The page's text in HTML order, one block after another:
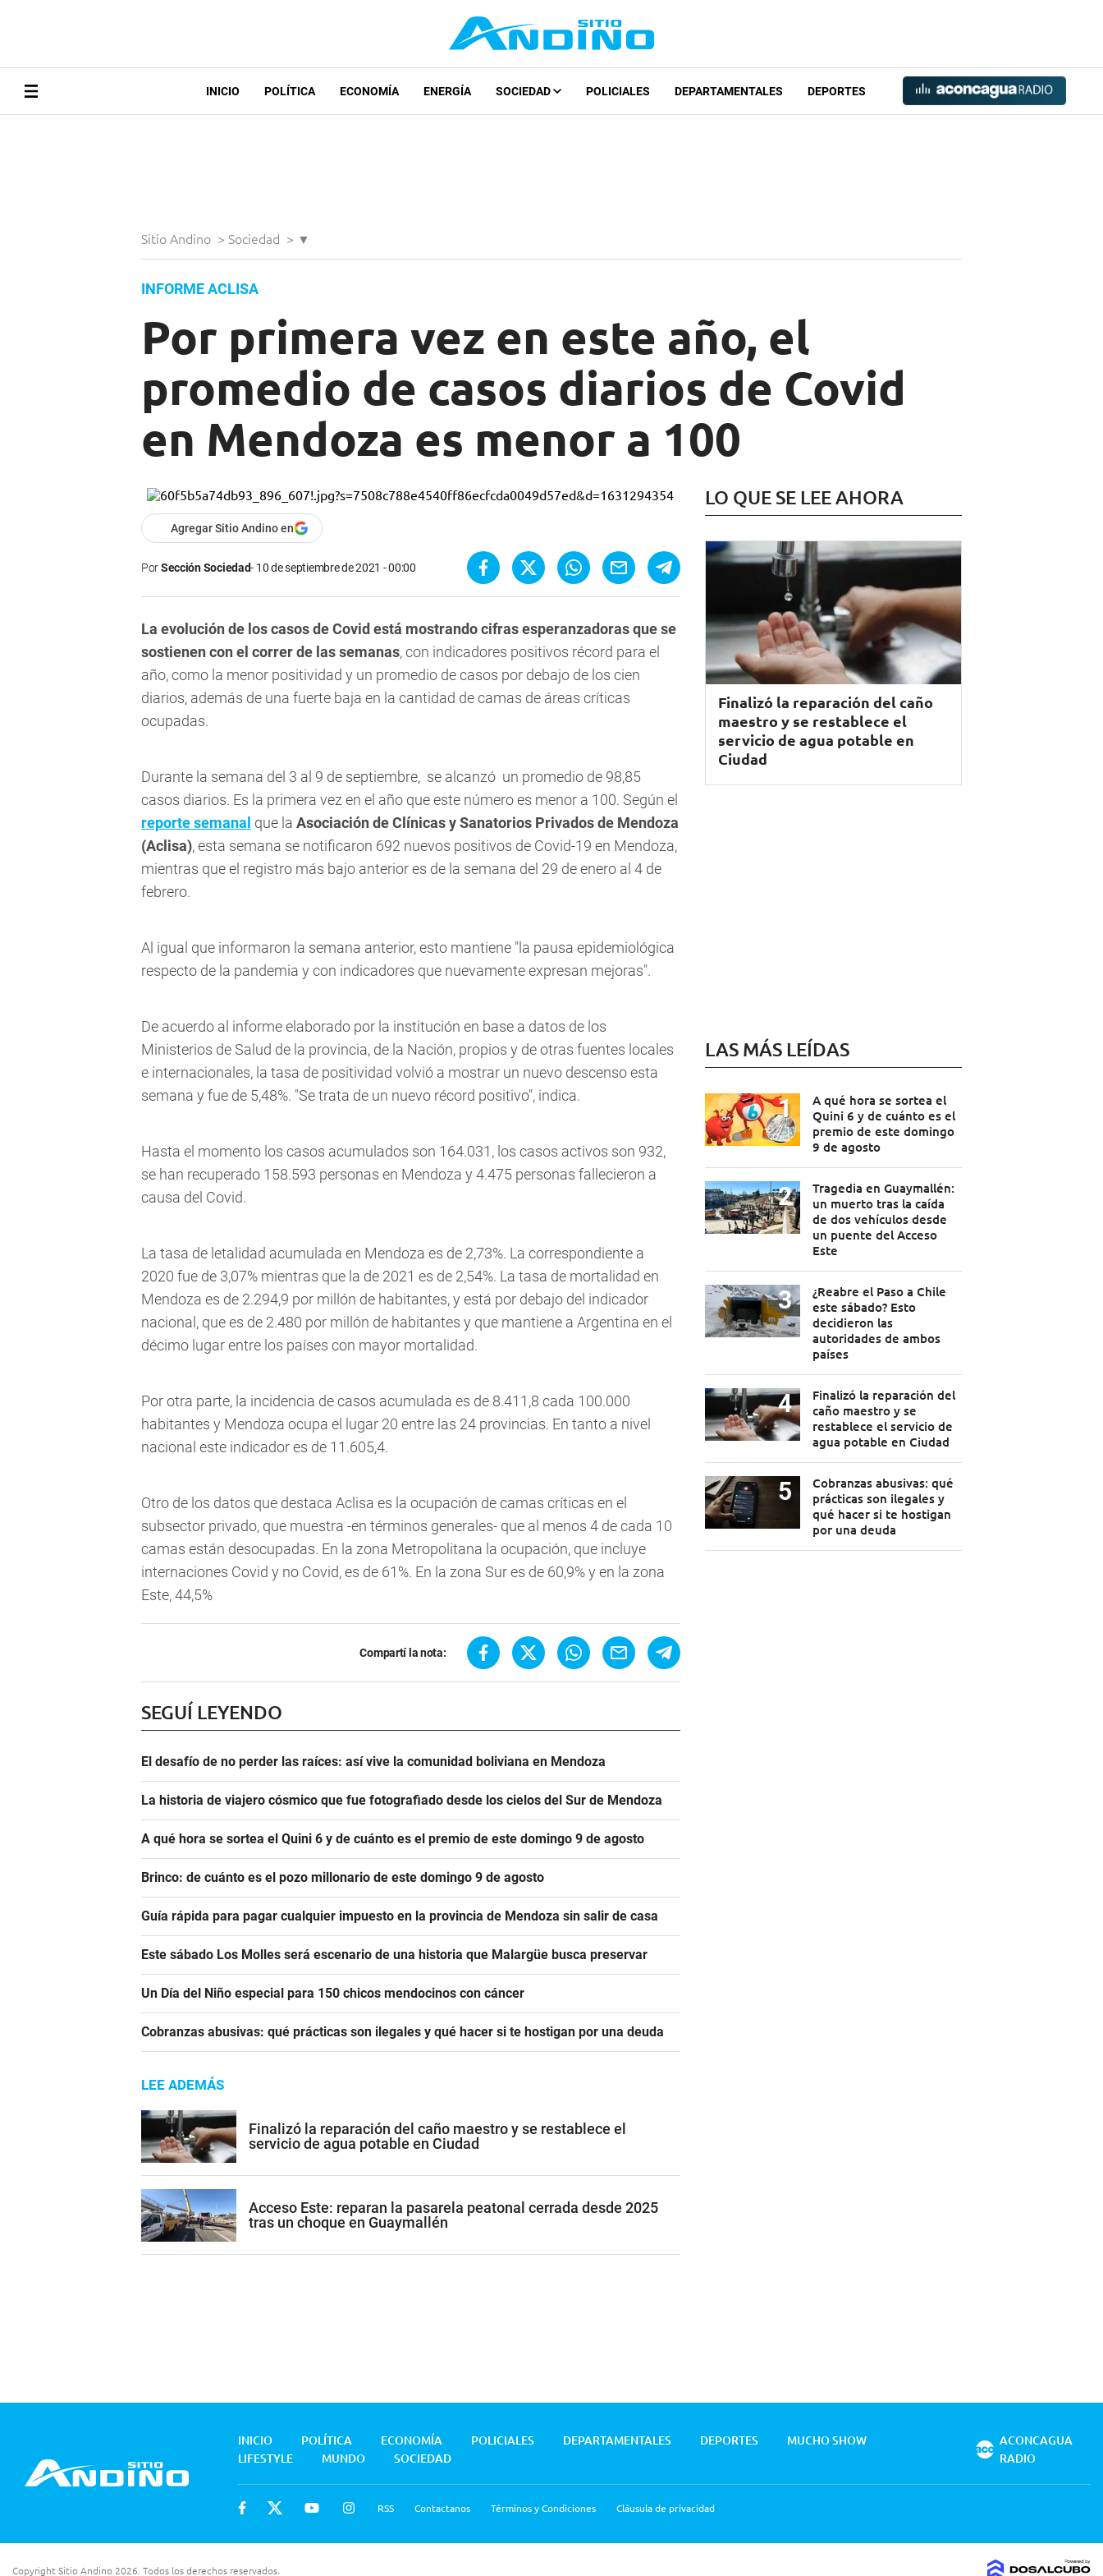
INICIO POLÍTICA ECONOMÍA ENERGÍA SOCIEDAD POLICIALES DEPARTAMENTALES DEPORTES
Sitio Andino > Sociedad > ▼
INFORME ACLISA
Por primera vez en este año, el
promedio de casos diarios de Covid
en Mendoza es menor a 100
Agregar Sitio Andino en
PorSección Sociedad 10 de septiembre de 2021 - 00:00
La evolución de los casos de Covid está mostrando cifras esperanzadoras que se
sostienen con el correr de las semanas, con indicadores positivos récord para el
año, como la menor positividad y un promedio de casos por debajo de los cien
diarios, además de una fuerte baja en la cantidad de camas de áreas críticas
ocupadas.
Durante la semana del 3 al 9 de septiembre, se alcanzó un promedio de 98,85
casos diarios. Es la primera vez en el año que este número es menor a 100. Según el
reporte semanal que la Asociación de Clínicas y Sanatorios Privados de Mendoza
(Aclisa), esta semana se notificaron 692 nuevos positivos de Covid-19 en Mendoza,
mientras que el registro más bajo anterior es de la semana del 29 de enero al 4 de
febrero.
Al igual que informaron la semana anterior, esto mantiene "la pausa epidemiológica
respecto de la pandemia y con indicadores que nuevamente expresan mejoras".
De acuerdo al informe elaborado por la institución en base a datos de los
Ministerios de Salud de la provincia, de la Nación, propios y de otras fuentes locales
e internacionales, la tasa de positividad volvió a mostrar un nuevo descenso esta
semana y fue de 5,48%. "Se trata de un nuevo récord positivo", indica.
Hasta el momento los casos acumulados son 164.031, los casos activos son 932,
se han recuperado 158.593 personas en Mendoza y 4.475 personas fallecieron a
causa del Covid.
La tasa de letalidad acumulada en Mendoza es de 2,73%. La correspondiente a
2020 fue de 3,07% mientras que la de 2021 es de 2,54%. La tasa de mortalidad en
Mendoza es de 2.294,9 por millón de habitantes, y está por debajo del indicador
nacional, que es de 2.480 por millón de habitantes y que mantiene a Argentina en el
décimo lugar entre los países con mayor mortalidad.
Por otra parte, la incidencia de casos acumulada es de 8.411,8 cada 100.000
habitantes y Mendoza ocupa el lugar 20 entre las 24 provincias. En tanto a nivel
nacional este indicador es de 11.605,4.
Otro de los datos que destaca Aclisa es la ocupación de camas críticas en el
subsector privado, que muestra -en términos generales- que al menos 4 de cada 10
camas están desocupadas. En la zona Metropolitana la ocupación, que incluye
internaciones Covid y no Covid, es de 61%. En la zona Sur es de 60,9% y en la zona
Este, 44,5%
Compartí la nota:
SEGUÍ LEYENDO
El desafío de no perder las raíces: así vive la comunidad boliviana en Mendoza
La historia de viajero cósmico que fue fotografiado desde los cielos del Sur de Mendoza
A qué hora se sortea el Quini 6 y de cuánto es el premio de este domingo 9 de agosto
Brinco: de cuánto es el pozo millonario de este domingo 9 de agosto
Guía rápida para pagar cualquier impuesto en la provincia de Mendoza sin salir de casa
Este sábado Los Molles será escenario de una historia que Malargüe busca preservar
Un Día del Niño especial para 150 chicos mendocinos con cáncer
Cobranzas abusivas: qué prácticas son ilegales y qué hacer si te hostigan por una deuda
LEE ADEMÁS
Finalizó la reparación del caño maestro y se restablece el
servicio de agua potable en Ciudad
Acceso Este: reparan la pasarela peatonal cerrada desde 2025
tras un choque en Guaymallén
LO QUE SE LEE AHORA
Finalizó la reparación del caño
maestro y se restablece el
servicio de agua potable en
Ciudad
LAS MÁS LEÍDAS
A qué hora se sortea el
Quini 6 y de cuánto es el
premio de este domingo
9 de agosto
Tragedia en Guaymallén:
un muerto tras la caída
de dos vehículos desde
un puente del Acceso
Este
¿Reabre el Paso a Chile
este sábado? Esto
decidieron las
autoridades de ambos
países
Finalizó la reparación del
caño maestro y se
restablece el servicio de
agua potable en Ciudad
Cobranzas abusivas: qué
prácticas son ilegales y
qué hacer si te hostigan
por una deuda
INICIO POLÍTICA ECONOMÍA POLICIALES DEPARTAMENTALES DEPORTES
MUCHO SHOW
LIFESTYLE
MUNDO SOCIEDAD
RSS Contactanos Términos y Condiciones Cláusula de privacidad
ACONCAGUA
RADIO
Copyright Sitio Andino 2026. Todos los derechos reservados.